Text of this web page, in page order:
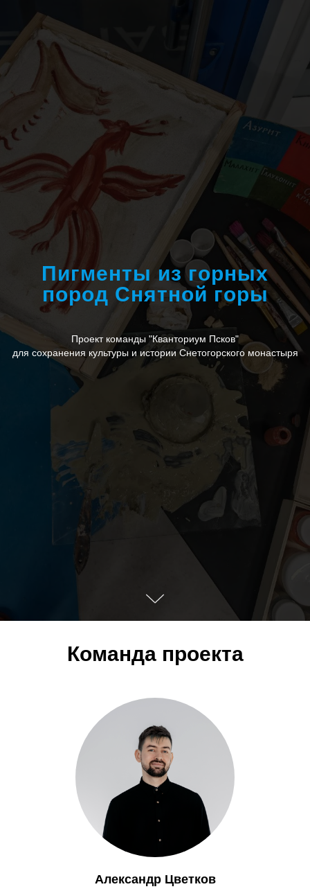
Пигменты из горных
пород Снятной горы
Проект команды "Кванториум Псков"
для сохранения культуры и истории Снетогорского монастыря
Команда проекта
Александр Цветков